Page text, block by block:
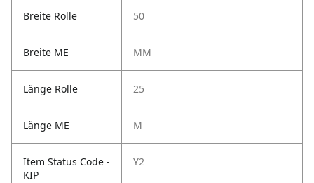
Breite Rolle 50
Breite ME MM
Länge Rolle 25
Länge ME M
Item Status Code -
KIP
Y2